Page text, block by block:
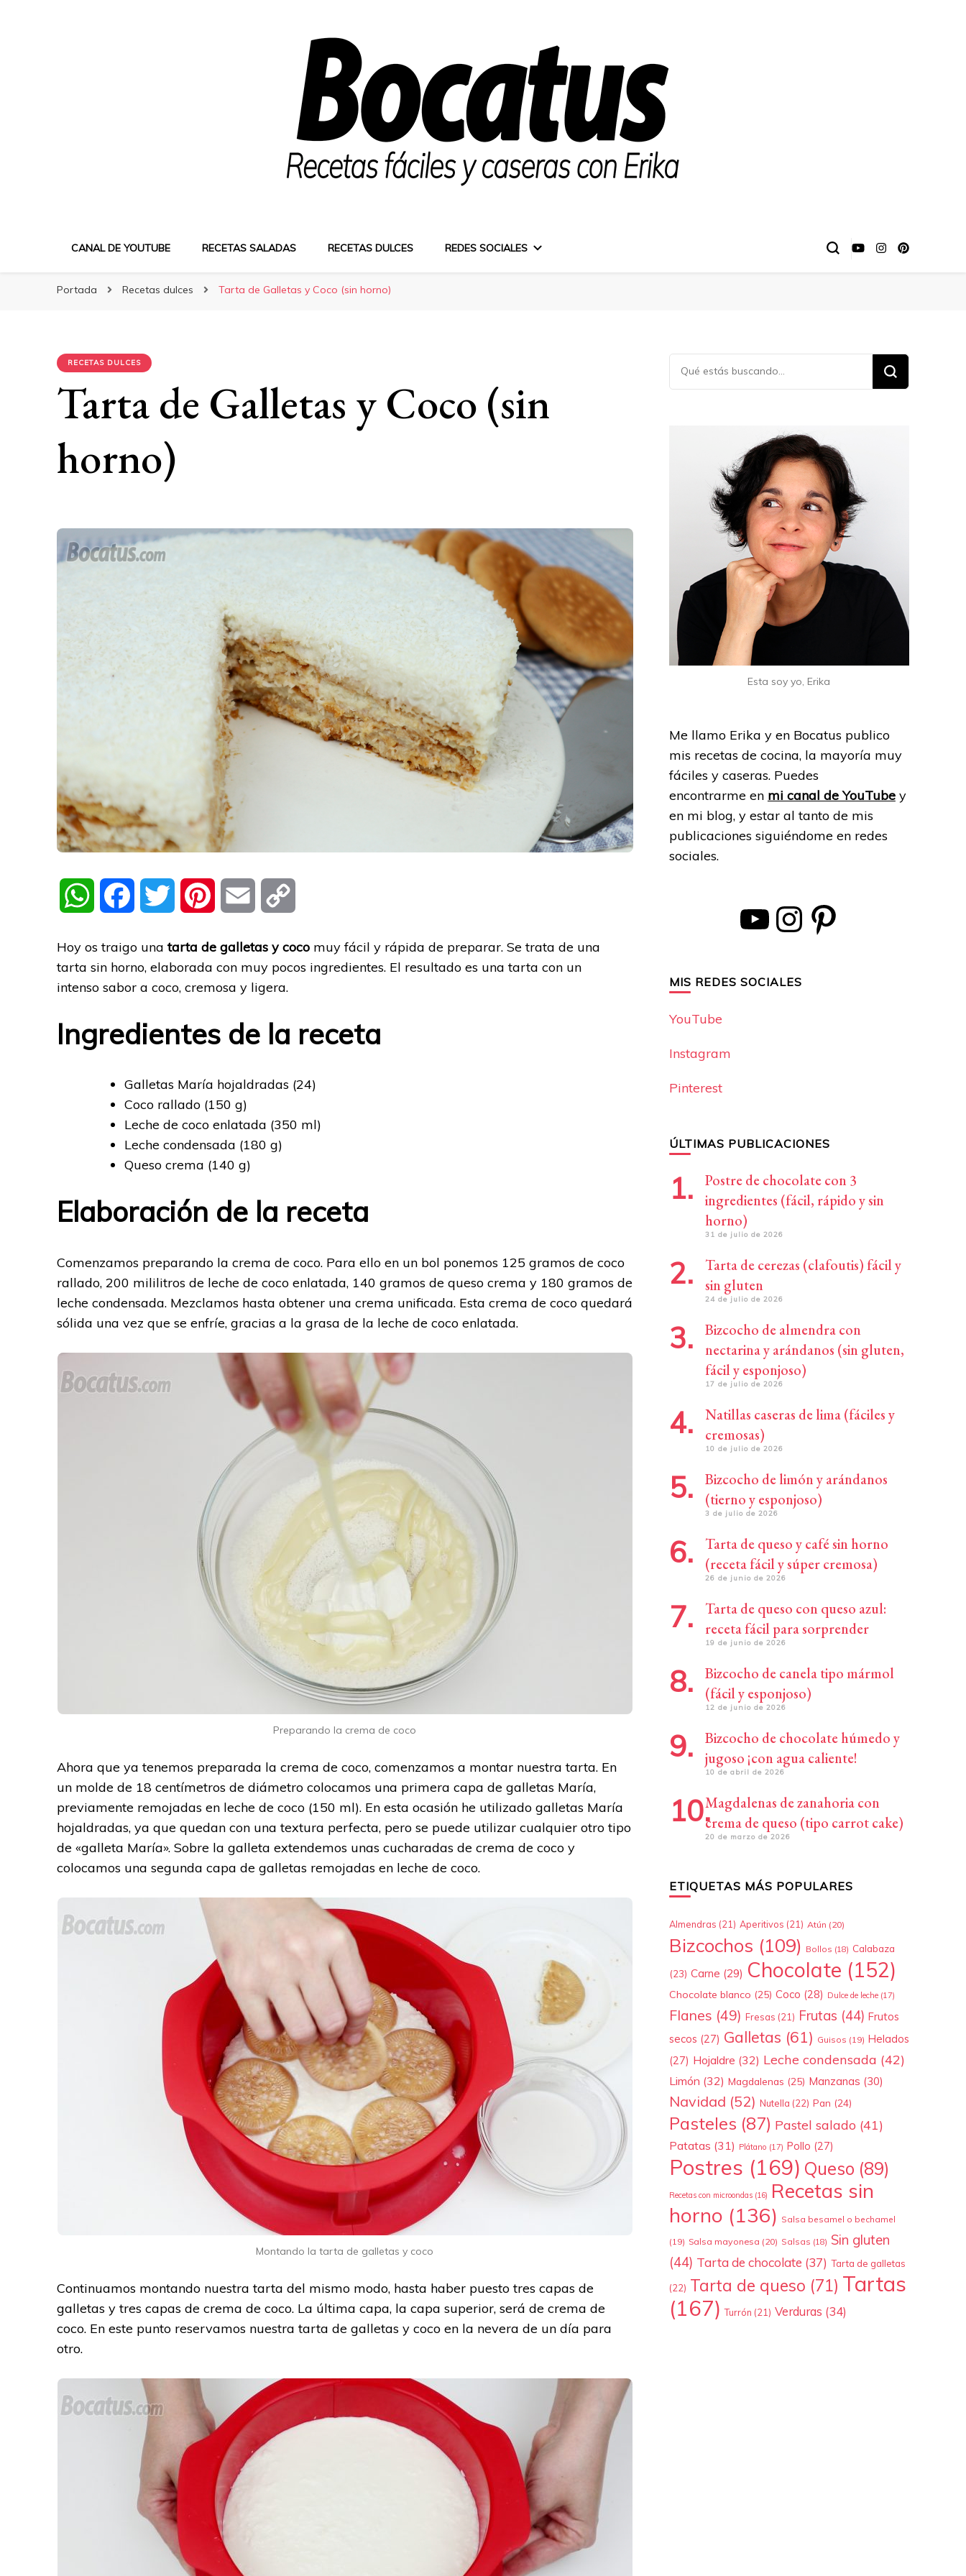
CANAL DE YOUTUBE RECETAS SALADAS RECETAS DULCES REDES SOCIALES
Portada Recetas dulces Tarta de Galletas y Coco (sin horno)
RECETAS DULCES
Tarta de Galletas y Coco (sin
horno)
WhatsAppFacebook Twitter Pinterest Email
Hoy os traigo unatarta de galletas y coco muy fácil y rápida de preparar. Se trata de una
tarta sin horno, elaborada con muy pocos ingredientes. El resultado es una tarta con un
intenso sabor a coco, cremosa y ligera.
Ingredientes de la receta
Galletas María hojaldradas (24)
Coco rallado (150 g)
Leche de coco enlatada (350 ml)
Leche condensada (180 g)
Queso crema (140 g)
Elaboración de la receta
Comenzamos preparando la crema de coco. Para ello en un bol ponemos 125 gramos de coco
rallado, 200 mililitros de leche de coco enlatada, 140 gramos de queso crema y 180 gramos de
leche condensada. Mezclamos hasta obtener una crema unificada. Esta crema de coco quedará
sólida una vez que se enfríe, gracias a la grasa de la leche de coco enlatada.
Preparando la crema de coco
Ahora que ya tenemos preparada la crema de coco, comenzamos a montar nuestra tarta. En
un molde de 18 centímetros de diámetro colocamos una primera capa de galletas María,
previamente remojadas en leche de coco (150 ml). En esta ocasión he utilizado galletas María
hojaldradas, ya que quedan con una textura perfecta, pero se puede utilizar cualquier otro tipo
de «galleta María». Sobre la galleta extendemos unas cucharadas de crema de coco y
colocamos una segunda capa de galletas remojadas en leche de coco.
Montando la tarta de galletas y coco
Continuamos montando nuestra tarta del mismo modo, hasta haber puesto tres capas de
galletas y tres capas de crema de coco. La última capa, la capa superior, será de crema de
coco. En este punto reservamos nuestra tarta de galletas y coco en la nevera de un día para
otro.
¿Buscas
algo?
Esta soy yo, Erika
Me llamo Erika y en Bocatus publico
mis recetas de cocina, la mayoría muy
fáciles y caseras. Puedes
encontrarme en mi canal de YouTubey
en mi blog, y estar al tanto de mis
publicaciones siguiéndome en redes
sociales.
YouTube Instagram Pinterest
MIS REDES SOCIALES
YouTube
Instagram
Pinterest
ÚLTIMAS PUBLICACIONES
Postre de chocolate con 3
ingredientes (fácil, rápido y sin
horno)
31 de julio de 2026
Tarta de cerezas (clafoutis) fácil y
sin gluten
24 de julio de 2026
Bizcocho de almendra con
nectarina y arándanos (sin gluten,
fácil y esponjoso)
17 de julio de 2026
Natillas caseras de lima (fáciles y
cremosas)
10 de julio de 2026
Bizcocho de limón y arándanos
(tierno y esponjoso)
3 de julio de 2026
Tarta de queso y café sin horno
(receta fácil y súper cremosa)
26 de junio de 2026
Tarta de queso con queso azul:
receta fácil para sorprender
19 de junio de 2026
Bizcocho de canela tipo mármol
(fácil y esponjoso)
12 de junio de 2026
Bizcocho de chocolate húmedo y
jugoso ¡con agua caliente!
10 de abril de 2026
Magdalenas de zanahoria con
crema de queso (tipo carrot cake)
20 de marzo de 2026
ETIQUETAS MÁS POPULARES
Almendras (21) Aperitivos (21) Atún (20)
Bizcochos (109) Bollos (18) Calabaza
(23) Carne (29) Chocolate (152)
Chocolate blanco (25) Coco (28) Dulce de leche(17)
Flanes (49) Fresas (21) Frutas (44) Frutos
secos (27) Galletas (61) Guisos (19) Helados
(27) Hojaldre (32) Leche condensada (42)
Limón (32) Magdalenas (25) Manzanas (30)
Navidad (52) Nutella (22) Pan (24)
Pasteles (87) Pastel salado (41)
Patatas (31) Plátano (17) Pollo (27)
Postres (169) Queso (89)
Recetas con microondas(16) Recetas sin
horno (136) Salsa besamel o bechamel
(19) Salsa mayonesa (20) Salsas (18) Sin gluten
(44) Tarta de chocolate (37) Tarta de galletas
(22) Tarta de queso (71) Tartas
(167) Turrón (21) Verduras (34)